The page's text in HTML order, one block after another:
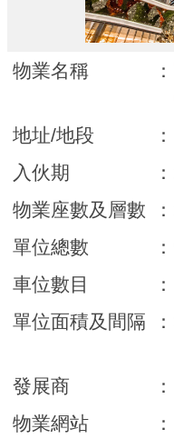
物業名稱 ：
地址/地段
：
入伙期
：
物業座數及層數
：
單位總數
：
車位數目
：
單位面積及間隔
：
發展商
：
物業網站
：